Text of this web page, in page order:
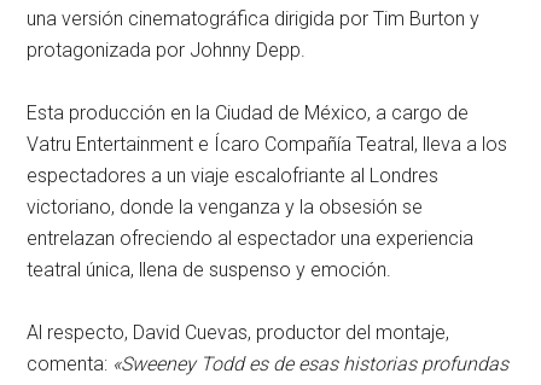
una versión cinematográfica dirigida por Tim Burton y
protagonizada por Johnny Depp.
Esta producción en la Ciudad de México, a cargo de
Vatru Entertainment e Ícaro Compañía Teatral, lleva a los
espectadores a un viaje escalofriante al Londres
victoriano, donde la venganza y la obsesión se
entrelazan ofreciendo al espectador una experiencia
teatral única, llena de suspenso y emoción.
Al respecto, David Cuevas, productor del montaje,
comenta: «Sweeney Todd es de esas historias profundas